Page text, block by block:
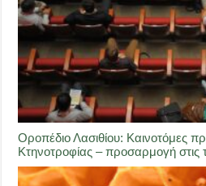
Οροπέδιο Λασιθίου: Καινοτόμες
Κτηνοτροφίας – προσαρμογή στις